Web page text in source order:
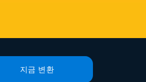
지금 변환